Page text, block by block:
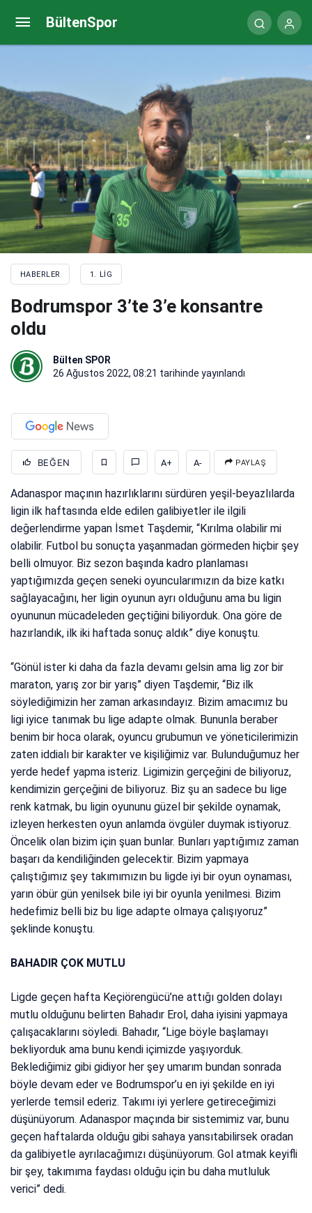
BültenSpor
HABERLER 1. LIG
Bodrumspor 3’te 3’e konsantre
oldu
Bülten SPOR
26 Ağustos 2022, 08:21 tarihinde yayınlandı
BEĞEN A+ A- PAYLAŞ
Adanaspor maçının hazırlıklarını sürdüren yeşil-beyazlılarda
ligin ilk haftasında elde edilen galibiyetler ile ilgili
değerlendirme yapan İsmet Taşdemir, “Kırılma olabilir mi
olabilir. Futbol bu sonuçta yaşanmadan görmeden hiçbir şey
belli olmuyor. Biz sezon başında kadro planlaması
yaptığımızda geçen seneki oyuncularımızın da bize katkı
sağlayacağını, her ligin oyunun ayrı olduğunu ama bu ligin
oyununun mücadeleden geçtiğini biliyorduk. Ona göre de
hazırlandık, ilk iki haftada sonuç aldık” diye konuştu.
“Gönül ister ki daha da fazla devamı gelsin ama lig zor bir
maraton, yarış zor bir yarış” diyen Taşdemir, “Biz ilk
söylediğimizin her zaman arkasındayız. Bizim amacımız bu
ligi iyice tanımak bu lige adapte olmak. Bununla beraber
benim bir hoca olarak, oyuncu grubumun ve yöneticilerimizin
zaten iddialı bir karakter ve kişiliğimiz var. Bulunduğumuz her
yerde hedef yapma isteriz. Ligimizin gerçeğini de biliyoruz,
kendimizin gerçeğini de biliyoruz. Biz şu an sadece bu lige
renk katmak, bu ligin oyununu güzel bir şekilde oynamak,
izleyen herkesten oyun anlamda övgüler duymak istiyoruz.
Öncelik olan bizim için şuan bunlar. Bunları yaptığımız zaman
başarı da kendiliğinden gelecektir. Bizim yapmaya
çalıştığımız şey takımımızın bu ligde iyi bir oyun oynaması,
yarın öbür gün yenilsek bile iyi bir oyunla yenilmesi. Bizim
hedefimiz belli biz bu lige adapte olmaya çalışıyoruz”
şeklinde konuştu.
BAHADIR ÇOK MUTLU
Ligde geçen hafta Keçiörengücü’ne attığı golden dolayı
mutlu olduğunu belirten Bahadır Erol, daha iyisini yapmaya
çalışacaklarını söyledi. Bahadır, “Lige böyle başlamayı
bekliyorduk ama bunu kendi içimizde yaşıyorduk.
Beklediğimiz gibi gidiyor her şey umarım bundan sonrada
böyle devam eder ve Bodrumspor’u en iyi şekilde en iyi
yerlerde temsil ederiz. Takımı iyi yerlere getireceğimizi
düşünüyorum. Adanaspor maçında bir sistemimiz var, bunu
geçen haftalarda olduğu gibi sahaya yansıtabilirsek oradan
da galibiyetle ayrılacağımızı düşünüyorum. Gol atmak keyifli
bir şey, takımıma faydası olduğu için bu daha mutluluk
verici” dedi.
Göztepe’nin sağlığı Medicana’ya emanet